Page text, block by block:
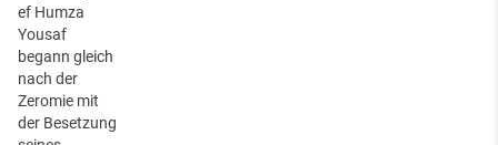
ef Humza
Yousaf
begann gleich
nach der
Zeromie mit
der Besetzung